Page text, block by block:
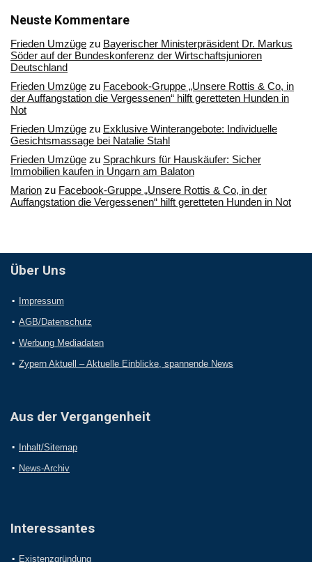
Archiv
Neuste Kommentare
Frieden Umzüge zu Bayerischer Ministerpräsident Dr. Markus
Söder auf der Bundeskonferenz der Wirtschaftsjunioren
Deutschland
Frieden Umzüge zu Facebook-Gruppe „Unsere Rottis & Co, in
der Auffangstation die Vergessenen“ hilft geretteten Hunden in
Not
Frieden Umzüge zu Exklusive Winterangebote: Individuelle
Gesichtsmassage bei Natalie Stahl
Frieden Umzüge zu Sprachkurs für Hauskäufer: Sicher
Immobilien kaufen in Ungarn am Balaton
Marion zu Facebook-Gruppe „Unsere Rottis & Co, in der
Auffangstation die Vergessenen“ hilft geretteten Hunden in Not
Über Uns
Impressum
AGB/Datenschutz
Werbung Mediadaten
Zypern Aktuell – Aktuelle Einblicke, spannende News
Aus der Vergangenheit
Inhalt/Sitemap
News-Archiv
Interessantes
Existenzgründung